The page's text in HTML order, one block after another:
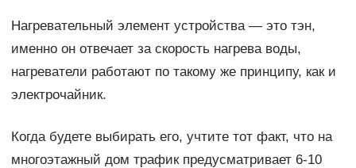
Нагревательный элемент устройства — это тэн,
именно он отвечает за скорость нагрева воды,
нагреватели работают по такому же принципу, как и
электрочайник.
Когда будете выбирать его, учтите тот факт, что на
многоэтажный дом трафик предусматривает 6-10